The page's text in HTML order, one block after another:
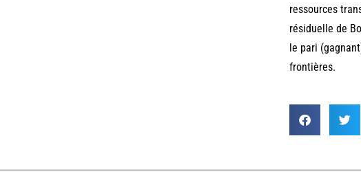
ressources
résiduelle de
le pari
frontières.